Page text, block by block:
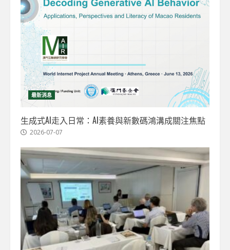
最新消息
生成式AI走入日常：AI素養與新數碼鴻溝成關注焦點
2026-07-07